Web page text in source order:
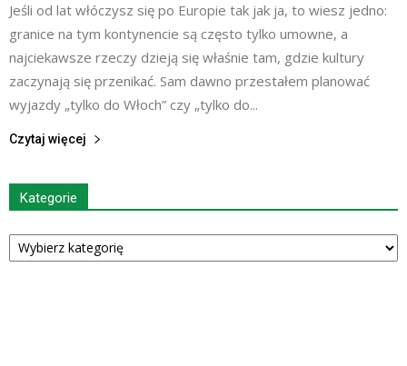
Jeśli od lat włóczysz się po Europie tak jak ja, to wiesz jedno:
granice na tym kontynencie są często tylko umowne, a
najciekawsze rzeczy dzieją się właśnie tam, gdzie kultury
zaczynają się przenikać. Sam dawno przestałem planować
wyjazdy „tylko do Włoch” czy „tylko do...
Czytaj więcej
Kategorie
Kategorie